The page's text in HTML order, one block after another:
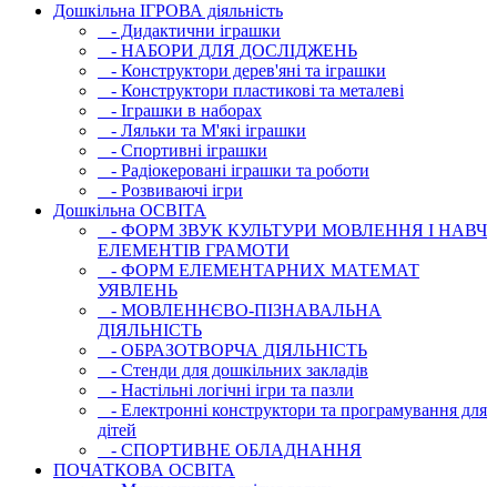
Дошкільна ІГРОВА діяльність
- Дидактични іграшки
- НАБОРИ ДЛЯ ДОСЛІДЖЕНЬ
- Конструктори дерев'яні та іграшки
- Конструктори пластикові та металеві
- Іграшки в наборах
- Ляльки та М'які іграшки
- Спортивні іграшки
- Радіокеровані іграшки та роботи
- Розвиваючі ігри
Дошкільна ОСВIТА
- ФОРМ ЗВУК КУЛЬТУРИ МОВЛЕННЯ І НАВЧ
ЕЛЕМЕНТІВ ГРАМОТИ
- ФОРМ ЕЛЕМЕНТАРНИХ МАТЕМАТ
УЯВЛЕНЬ
- МОВЛЕННЄВО-ПІЗНАВАЛЬНА
ДІЯЛЬНІСТЬ
- ОБРАЗОТВОРЧА ДІЯЛЬНІСТЬ
- Стенди для дошкільних закладів
- Настільні логічні ігри та пазли
- Електронні конструктори та програмування для
дітей
- СПОРТИВНЕ ОБЛАДНАННЯ
ПОЧАТКОВА ОСВIТА